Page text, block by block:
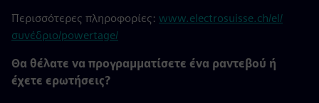
Περισσότερες πληροφορίες: www.electrosuisse.ch/el/
συνέδριο/powertage/
Θα θέλατε να προγραμματίσετε ένα ραντεβού ή
έχετε ερωτήσεις?